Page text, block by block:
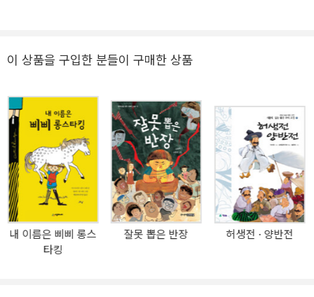
이 상품을 구입한 분들이 구매한 상품
내 이름은 삐삐 롱스
타킹
잘못 뽑은 반장 허생전 · 양반전